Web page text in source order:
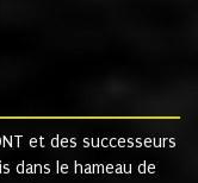
et des successeurs
dans le hameau de